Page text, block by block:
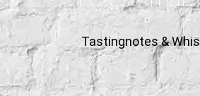
Tastingnotes &